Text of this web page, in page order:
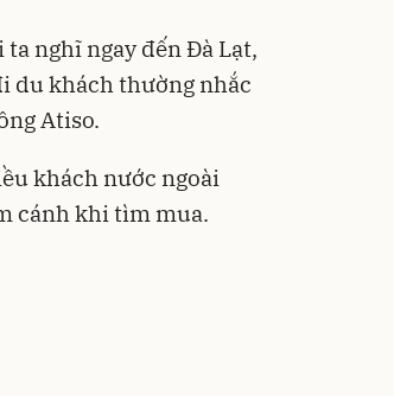
nghĩ ngay đến Đà Lạt,
du khách thường nhắc
Atiso.
khách nước ngoài
cánh khi tìm mua.